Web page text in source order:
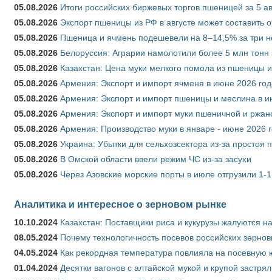
05.08.2026 Итоги российских биржевых торгов пшеницей за 5
05.08.2026 Экспорт пшеницы из РФ в августе может составить
05.08.2026 Пшеница и ячмень подешевели на 8–14,5% за три
05.08.2026 Белоруссия: Аграрии намолотили более 5 млн тонн
05.08.2026 Казахстан: Цена муки мелкого помола из пшеницы
05.08.2026 Армения: Экспорт и импорт ячменя в июне 2026
05.08.2026 Армения: Экспорт и импорт пшеницы и меслина в
05.08.2026 Армения: Экспорт и импорт муки пшеничной и
05.08.2026 Армения: Производство муки в январе - июне 2026
05.08.2026 Украина: Убытки для сельхозсектора из-за простоя
05.08.2026 В Омской области ввели режим ЧС из-за засухи
05.08.2026 Через Азовские морские порты в июле отгрузили
Аналитика и интересное о зерновом рынке
10.10.2024 Казахстан: Поставщики риса и кукурузы жалуются
08.05.2024 Почему технологичность посевов российских
04.05.2024 Как рекордная температура повлияла на
01.04.2024 Десятки вагонов с алтайской мукой и крупой